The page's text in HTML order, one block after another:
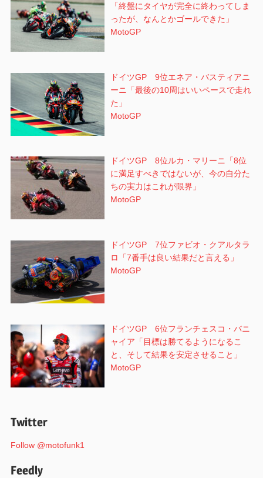
「終盤にタイヤが完全に終わってしま
ったが、なんとかゴールできた」
MotoGP
ドイツGP 9位エネア・バスティアニ
ーニ「最後の10周はいいペースで走れ
た」
MotoGP
ドイツGP 8位ルカ・マリーニ「8位
に満足すべきではないが、今の自分た
ちの実力はこれが限界」
MotoGP
ドイツGP 7位ファビオ・クアルタラ
ロ「7番手は良い結果だと言える」
MotoGP
ドイツGP 6位フランチェスコ・バニ
ャイア「目標は勝てるようになるこ
と、そして結果を安定させること」
MotoGP
Twitter
Follow @motofunk1
Feedly